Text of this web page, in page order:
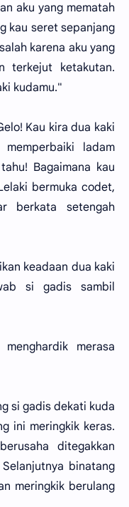
aku yang mematah
kau seret sepanjang
karena aku yang
terkejut ketakutan.
kudamu."
Kau kira dua kaki
ladam
Bagaimana kau
bermuka codet,
berkata setengah
keadaan dua kaki
si gadis sambil
merasa
si gadis dekati kuda
ini meringkik keras.
ditegakkan
binatang
meringkik berulang